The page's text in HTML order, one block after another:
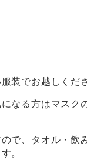
装でお越しくだ
なる方はマスク
で、タオル・飲
。